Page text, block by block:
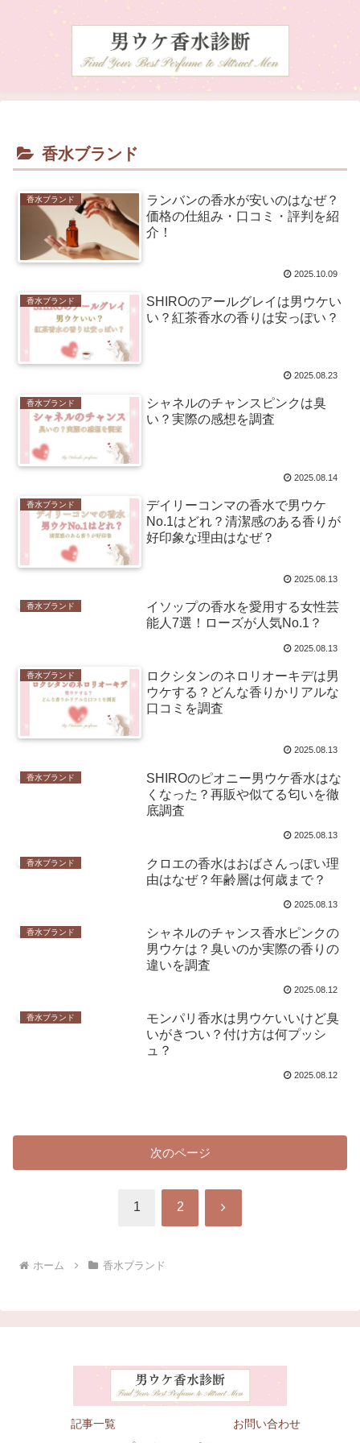
香水ブランド
香水ブランド
ランバンの香水が安いのはなぜ？
価格の仕組み・口コミ・評判を紹
介！
2025.10.09
香水ブランド
SHIROのアールグレイは男ウケい
い？紅茶香水の香りは安っぽい？
2025.08.23
香水ブランド
シャネルのチャンスピンクは臭
い？実際の感想を調査
2025.08.14
香水ブランド
デイリーコンマの香水で男ウケ
No.1はどれ？清潔感のある香りが
好印象な理由はなぜ？
2025.08.13
香水ブランド
イソップの香水を愛用する女性芸
能人7選！ローズが人気No.1？
2025.08.13
香水ブランド
ロクシタンのネロリオーキデは男
ウケする？どんな香りかリアルな
口コミを調査
2025.08.13
香水ブランド
SHIROのピオニー男ウケ香水はな
くなった？再販や似てる匂いを徹
底調査
2025.08.13
香水ブランド
クロエの香水はおばさんっぽい理
由はなぜ？年齢層は何歳まで？
2025.08.13
香水ブランド
シャネルのチャンス香水ピンクの
男ウケは？臭いのか実際の香りの
違いを調査
2025.08.12
香水ブランド
モンパリ香水は男ウケいいけど臭
いがきつい？付け方は何プッシ
ュ？
2025.08.12
次のページ
1 2 次
ホーム 香水ブランド
記事一覧
お問い合わせ